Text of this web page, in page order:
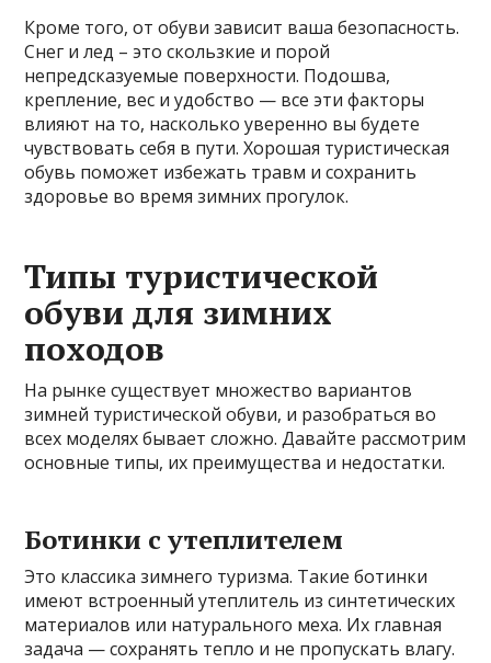
Кроме того, от обуви зависит ваша безопасность.
Снег и лед – это скользкие и порой
непредсказуемые поверхности. Подошва,
крепление, вес и удобство — все эти факторы
влияют на то, насколько уверенно вы будете
чувствовать себя в пути. Хорошая туристическая
обувь поможет избежать травм и сохранить
здоровье во время зимних прогулок.
Типы туристической
обуви для зимних
походов
На рынке существует множество вариантов
зимней туристической обуви, и разобраться во
всех моделях бывает сложно. Давайте рассмотрим
основные типы, их преимущества и недостатки.
Ботинки с утеплителем
Это классика зимнего туризма. Такие ботинки
имеют встроенный утеплитель из синтетических
материалов или натурального меха. Их главная
задача — сохранять тепло и не пропускать влагу.